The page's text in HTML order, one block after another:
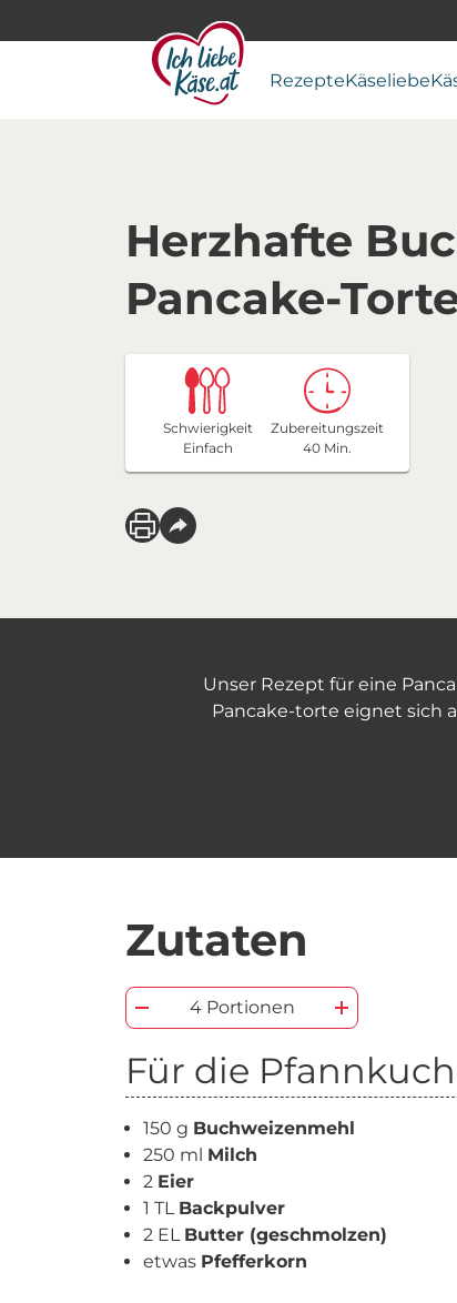
RezepteKäseliebe
Herzhafte
Pancake-
Schwierigkeit
Einfach
Zubereitungszeit
40 Min.
Unser Rezept für eine
Pancake-torte eignet sich
Zutaten
4 Portionen
Für die
150 g Buchweizenmehl
250 ml Milch
2 Eier
1 TL Backpulver
2 EL Butter (geschmolzen)
etwas Pfefferkorn